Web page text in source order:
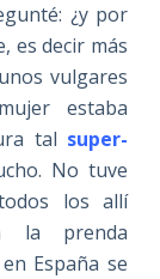
¿y por
es decir más
vulgares
estaba
tal super-
No tuve
los allí
la prenda
España se